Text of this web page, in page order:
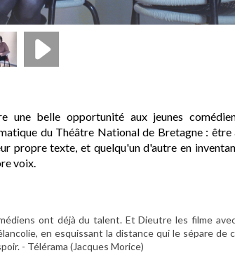
une belle opportunité aux jeunes
du Théâtre National de Bretagne : être
propre texte, et quelqu'un d'autre en
voix.
ont déjà du talent. Et Dieutre les filme
en esquissant la distance qui le sépare de
- Télérama (Jacques Morice)